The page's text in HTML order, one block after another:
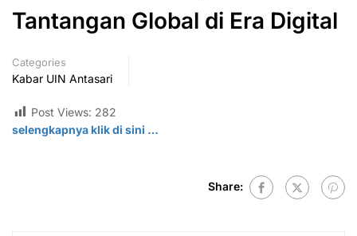
Tantangan Global di Era Digital
Categories
Kabar UIN Antasari
Post Views: 282
selengkapnya klik di sini …
Share: